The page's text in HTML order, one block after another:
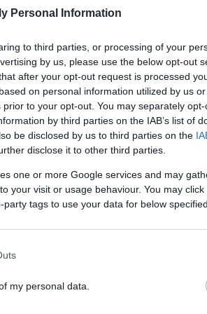
Personal Information
to third parties, or processing of your
by us, please use the below opt-out
after your opt-out request is processed
on personal information utilized by us
to your opt-out. You may separately
by third parties on the IAB’s list of
be disclosed by us to third parties on the
disclose it to other third parties.
one or more Google services and may
your visit or usage behaviour. You may
tags to use your data for below
my personal data.
terjed a foltos bürök, de
is megnövő növény
.
pedig légzésbénulást és fulladást
erős, kellemetlen szaga.
szárát pedig lilás-barnás foltok
gyűjteniük, mert a hasonló fajok